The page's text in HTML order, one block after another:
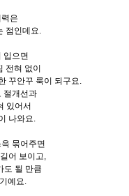
은
점인데요.
입으면
전혀 없이
꾸안꾸 룩이 되구요.
절개선과
있어서
나와요.
묶어주면
어 보이고,
도 될 만큼
예요.